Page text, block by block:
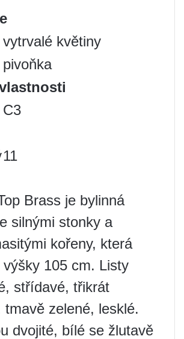
vytrvalé květiny
pivoňka
С3
11
Brass je bylinná
silnými stonky a
kořeny, která
výšky 105 cm. Listy
střídavé, třikrát
tmavě zelené, lesklé.
dvojité, bílé se žlutavě